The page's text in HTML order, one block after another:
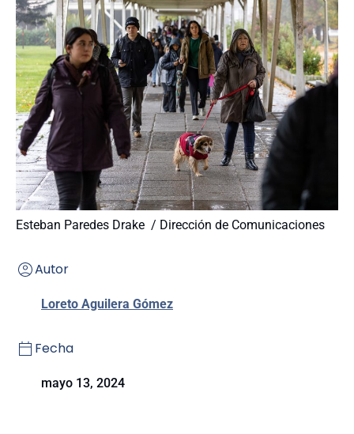
Esteban Paredes Drake / Dirección de Comunicaciones
Autor
Loreto Aguilera Gómez
Fecha
mayo 13, 2024